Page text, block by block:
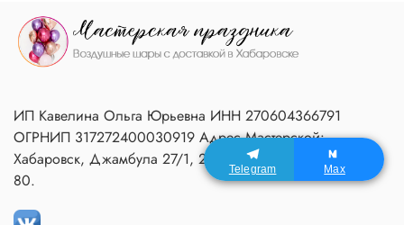
ИП Кавелина Ольга Юрьевна ИНН 270604366791
ОГРНИП 317272400030919 Адрес Мастерской:
Хабаровск, Джамбула 27/1, 2 подъезд, 1 этаж, домофон
80.
Telegram Max